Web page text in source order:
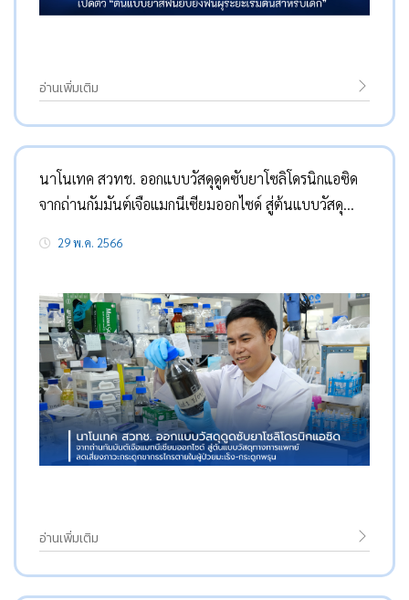
อ่านเพิ่มเติม
นาโนเทค สวทช. ออกแบบวัสดุดูดซับยาโซลิโดรนิกแอซิด
จากถ่านกัมมันต์เจือแมกนีเซียมออกไซด์ สู่ต้นแบบวัสดุ
29 พ.ค. 2566
อ่านเพิ่มเติม